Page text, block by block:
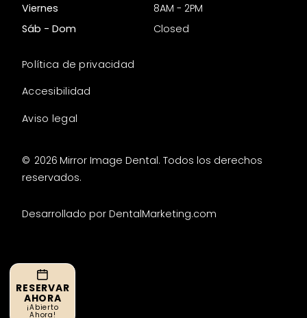
Viernes
8AM - 2PM
Sáb - Dom
Closed
© 2026 Mirror Image Dental. Todos los derechos
reservados.
Política de privacidad
Accesibilidad
Aviso legal
Desarrollado por DentalMarketing.com
RESERVAR
AHORA
¡Abierto
Ahora!